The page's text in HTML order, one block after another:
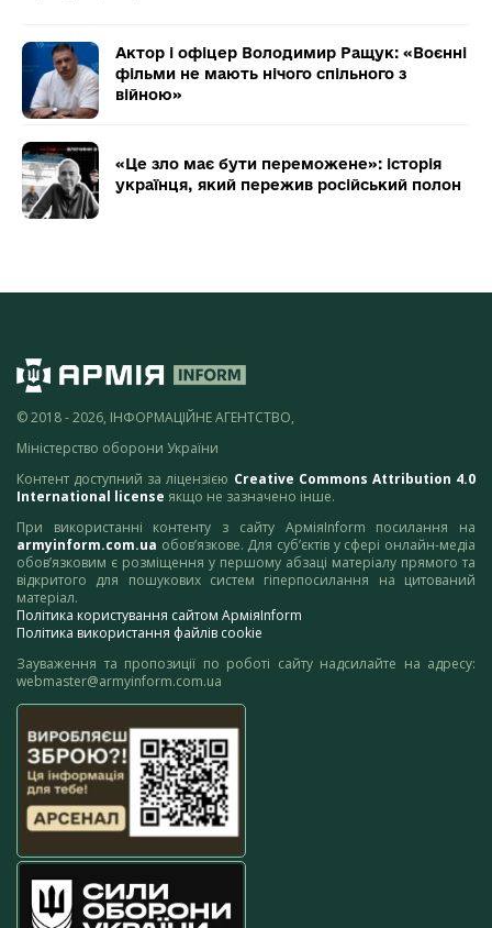
Актор і офіцер Володимир Ращук: «Воєнні
фільми не мають нічого спільного з
війною»
«Це зло має бути переможене»: історія
українця, який пережив російський полон
© 2018 - 2026, ІНФОРМАЦІЙНЕ АГЕНТСТВО,
Міністерство оборони України
Контент доступний за ліцензією Creative Commons Attribution 4.0
International license якщо не зазначено інше.
При використанні контенту з сайту АрміяInform посилання на
armyinform.com.ua обов’язкове. Для суб’єктів у сфері онлайн-медіа
обов’язковим є розміщення у першому абзаці матеріалу прямого та
відкритого для пошукових систем гіперпосилання на цитований
матеріал.
Політика користування сайтом АрміяInform
Політика використання файлів cookie
Зауваження та пропозиції по роботі сайту надсилайте на адресу:
webmaster@armyinform.com.ua